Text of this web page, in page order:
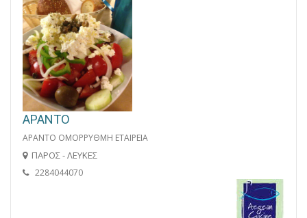
ΑΡΑΝΤΟ
ΑΡΑΝΤΟ ΟΜΟΡΡΥΘΜΗ ΕΤΑΙΡΕΙΑ
ΠΑΡΟΣ - ΛΕΥΚΕΣ
2284044070